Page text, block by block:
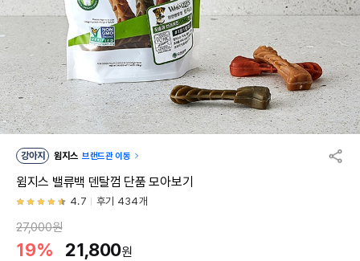
강아지 윔지스 브랜드관 이동
윔지스 밸류백 덴탈껌 단품 모아보기
4.7 후기 434개
27,000원
19% 21,800원